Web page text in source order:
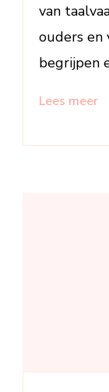
van
ouders en
begrijpen
Lees meer